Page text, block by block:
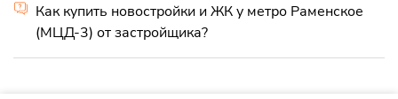
Как купить новостройки и ЖК у метро Раменское
(МЦД-3) от застройщика?